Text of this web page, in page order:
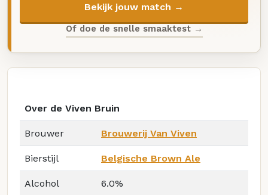
Bekijk jouw match →
Of doe de snelle smaaktest →
Over de Viven Bruin
Brouwer Brouwerij Van Viven
Bierstijl Belgische Brown Ale
Alcohol 6.0%